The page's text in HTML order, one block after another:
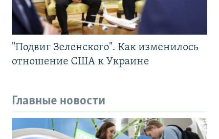
"Подвиг Зеленского". Как изменилось
отношение США к Украине
Главные новости